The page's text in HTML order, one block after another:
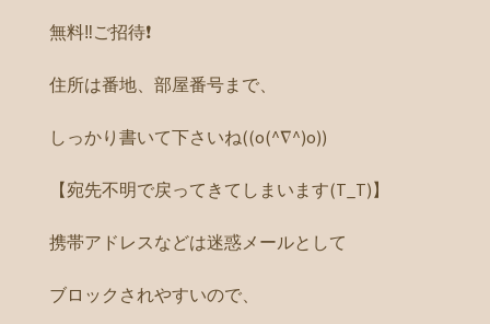
無料‼️ご招待❗️
住所は番地、部屋番号まで、
しっかり書いて下さいね((o(^∇^)o))
【宛先不明で戻ってきてしまいます(T_T)】
携帯アドレスなどは迷惑メールとして
ブロックされやすいので、